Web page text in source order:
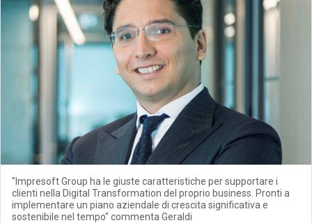
"Impresoft Group ha le giuste caratteristiche per supportare i
clienti nella Digital Transformation del proprio business. Pronti a
implementare un piano aziendale di crescita significativa e
sostenibile nel tempo" commenta Geraldi